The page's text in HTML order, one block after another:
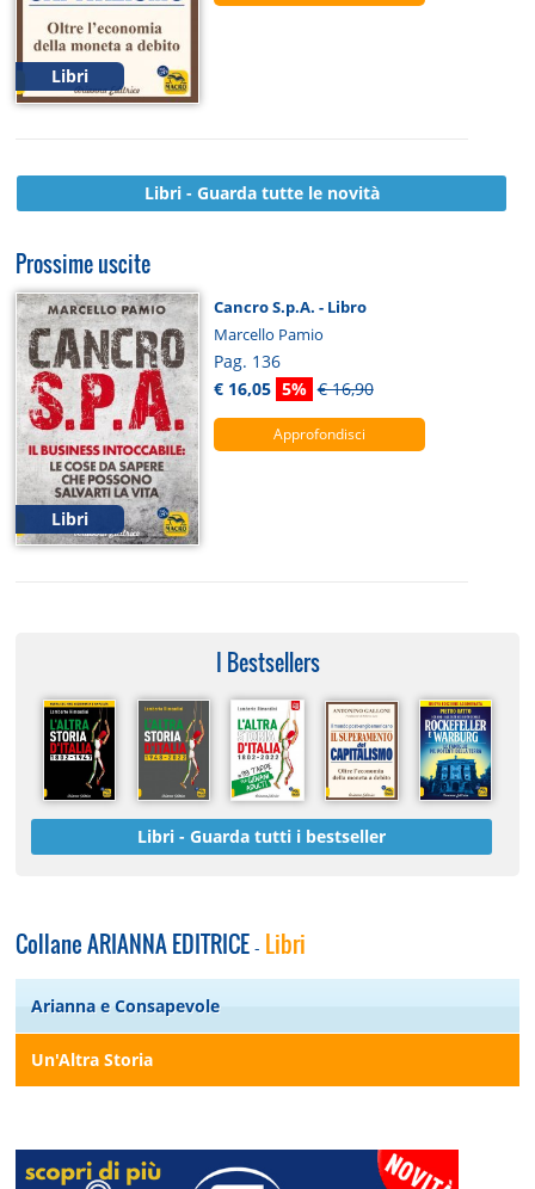
Libri
Libri - Guarda tutte le novità
Prossime uscite
Libri
Cancro S.p.A. - Libro
Marcello Pamio
Pag. 136
€ 16,05 5% € 16,90
Approfondisci
I Bestsellers
Libri - Guarda tutti i bestseller
Collane ARIANNA EDITRICE - Libri
Arianna e Consapevole
Un'Altra Storia